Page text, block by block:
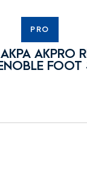
PRO
AKPRO
FOOT